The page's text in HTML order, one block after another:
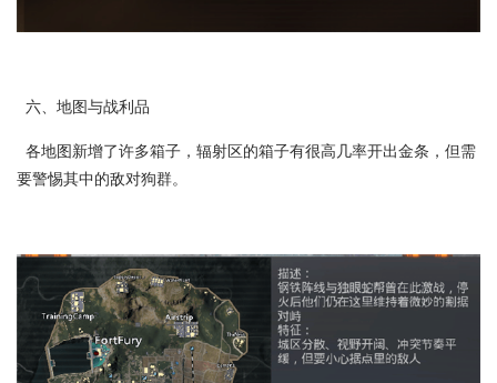
六、地图与战利品
各地图新增了许多箱子，辐射区的箱子有很高几率开出金条，但需
要警惕其中的敌对狗群。